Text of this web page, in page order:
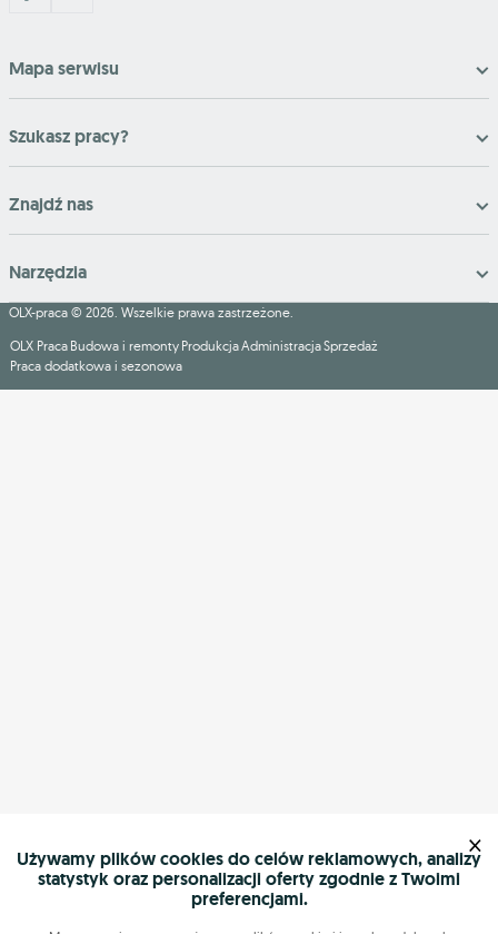
Mapa serwisu
Szukasz pracy?
Znajdź nas
Narzędzia
OLX-praca © 2026. Wszelkie prawa zastrzeżone.
OLX Praca Budowa i remonty ProdukcjaAdministracjaSprzedaż
Praca dodatkowa i sezonowa
Używamy plików cookies do celów reklamowych, analizy
statystyk oraz personalizacji oferty zgodnie z Twoimi
preferencjami.
×